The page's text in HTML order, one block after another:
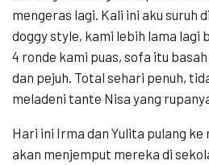
mengeras lagi. Kali ini aku suruh
doggy style, kami lebih lama lagi
4 ronde kami puas, sofa itu
dan pejuh. Total sehari penuh,
meladeni tante Nisa yang
Hari ini Irma dan Yulita pulang
akan menjemput mereka di